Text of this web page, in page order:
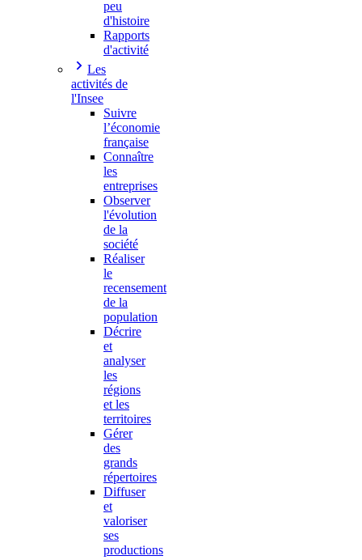
peu
d'histoire
Rapports
d'activité
Les
activités de
l'Insee
Suivre
l’économie
française
Connaître
les
entreprises
Observer
l'évolution
de la
société
Réaliser
le
recensement
de la
population
Décrire
et
analyser
les
régions
et les
territoires
Gérer
des
grands
répertoires
Diffuser
et
valoriser
ses
productions